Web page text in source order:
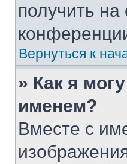
получить
Вернуться к
» Как я
именем?
Вместе с